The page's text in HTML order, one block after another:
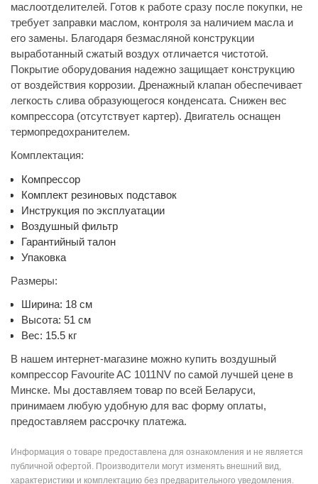
маслоотделителей. Готов к работе сразу после покупки, не
требует заправки маслом, контроля за наличием масла и
его замены. Благодаря безмасляной конструкции
выработанный сжатый воздух отличается чистотой.
Покрытие оборудования надежно защищает конструкцию
от воздействия коррозии. Дренажный клапан обеспечивает
легкость слива образующегося конденсата. Снижен вес
компрессора (отсутствует картер). Двигатель оснащен
термопредохранителем.
Комплектация:
Компрессор
Комплект резиновых подставок
Инструкция по эксплуатации
Воздушный фильтр
Гарантийный талон
Упаковка
Размеры:
Ширина: 18 см
Высота: 51 см
Вес: 15.5 кг
В нашем интернет-магазине можно купить воздушный
компрессор Favourite AC 1011NV по самой лучшей цене в
Минске. Мы доставляем товар по всей Беларуси,
принимаем любую удобную для вас форму оплаты,
предоставляем рассрочку платежа.
Информация о товаре предоставлена для ознакомления и не является
публичной офертой. Производители могут изменять внешний вид,
характеристики и комплектацию без предварительного уведомления.